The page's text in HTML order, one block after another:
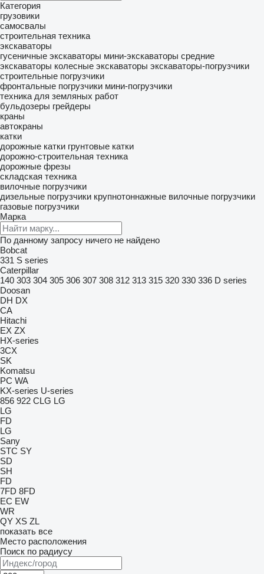
Категория
грузовики
самосвалы
строительная техника
экскаваторы
гусеничные экскаваторы мини-экскаваторы средние
экскаваторы колесные экскаваторы экскаваторы-погрузчики
строительные погрузчики
фронтальные погрузчики мини-погрузчики
техника для земляных работ
бульдозеры грейдеры
краны
автокраны
катки
дорожные катки грунтовые катки
дорожно-строительная техника
дорожные фрезы
складская техника
вилочные погрузчики
дизельные погрузчики крупнотоннажные вилочные погрузчики
газовые погрузчики
Марка
По данному запросу ничего не найдено
Bobcat
331 S series
Caterpillar
140 303 304 305 306 307 308 312 313 315 320 330 336 D series
Doosan
DH DX
CA
Hitachi
EX ZX
HX-series
3CX
SK
Komatsu
PC WA
KX-series U-series
856 922 CLG LG
LG
FD
LG
Sany
STC SY
SD
SH
FD
7FD 8FD
EC EW
WR
QY XS ZL
показать все
Место расположения
Поиск по радиусу